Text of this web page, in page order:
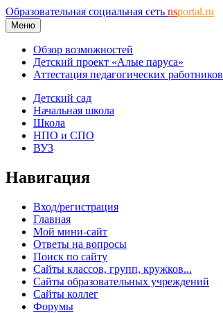
Образовательная социальная сеть nsportal.ru
Меню
Обзор возможностей
Детский проект «Алые паруса»
Аттестация педагогических работников
Детский сад
Начальная школа
Школа
НПО и СПО
ВУЗ
Навигация
Вход/регистрация
Главная
Мой мини-сайт
Ответы на вопросы
Поиск по сайту
Сайты классов, групп, кружков...
Сайты образовательных учреждений
Сайты коллег
Форумы